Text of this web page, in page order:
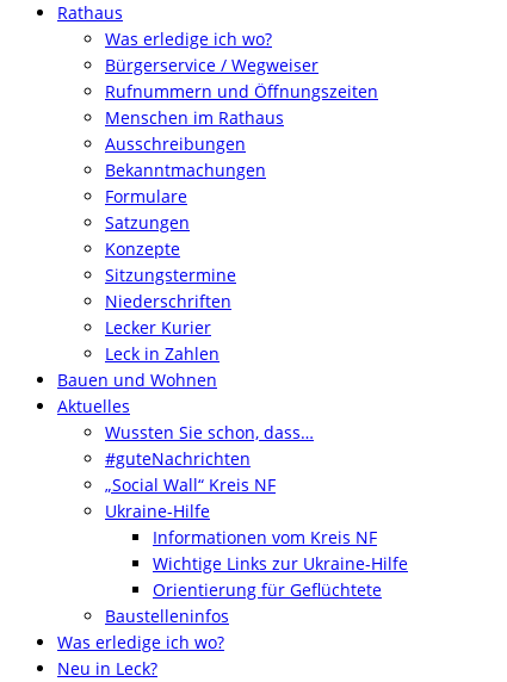
Rathaus
Was erledige ich wo?
Bürgerservice / Wegweiser
Rufnummern und Öffnungszeiten
Menschen im Rathaus
Ausschreibungen
Bekanntmachungen
Formulare
Satzungen
Konzepte
Sitzungstermine
Niederschriften
Lecker Kurier
Leck in Zahlen
Bauen und Wohnen
Aktuelles
Wussten Sie schon, dass…
#guteNachrichten
„Social Wall“ Kreis NF
Ukraine-Hilfe
Informationen vom Kreis NF
Wichtige Links zur Ukraine-Hilfe
Orientierung für Geflüchtete
Baustelleninfos
Was erledige ich wo?
Neu in Leck?